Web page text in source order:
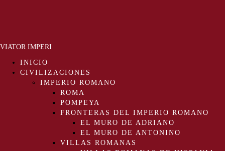
VIATOR IMPERI
INICIO
CIVILIZACIONES
IMPERIO ROMANO
ROMA
POMPEYA
FRONTERAS DEL IMPERIO ROMANO
EL MURO DE ADRIANO
EL MURO DE ANTONINO
VILLAS ROMANAS